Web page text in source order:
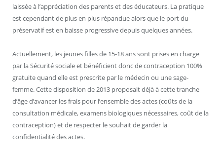
laissée à l’appréciation des parents et des éducateurs. La pratique
est cependant de plus en plus répandue alors que le port du
préservatif est en baisse progressive depuis quelques années.
Actuellement, les jeunes filles de 15-18 ans sont prises en charge
par la Sécurité sociale et bénéficient donc de contraception 100%
gratuite quand elle est prescrite par le médecin ou une sage-
femme. Cette disposition de 2013 proposait déjà à cette tranche
d’âge d’avancer les frais pour l’ensemble des actes (coûts de la
consultation médicale, examens biologiques nécessaires, coût de la
contraception) et de respecter le souhait de garder la
confidentialité des actes.